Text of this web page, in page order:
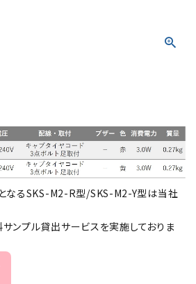
なるSKS-M2-R型/SKS-M2-Y型は当社
ンプル貸出サービスを実施しておりま